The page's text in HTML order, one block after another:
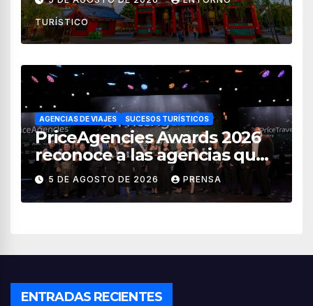
de 2026
TURÍSTICO
AGENCIAS DE VIAJES SUCESOS TURÍSTICOS
PriceAgencies Awards 2026
reconoce a las agencias que
impulsan el crecimiento del
turismo en México
5 DE AGOSTO DE 2026 PRENSA
ENTRADAS RECIENTES